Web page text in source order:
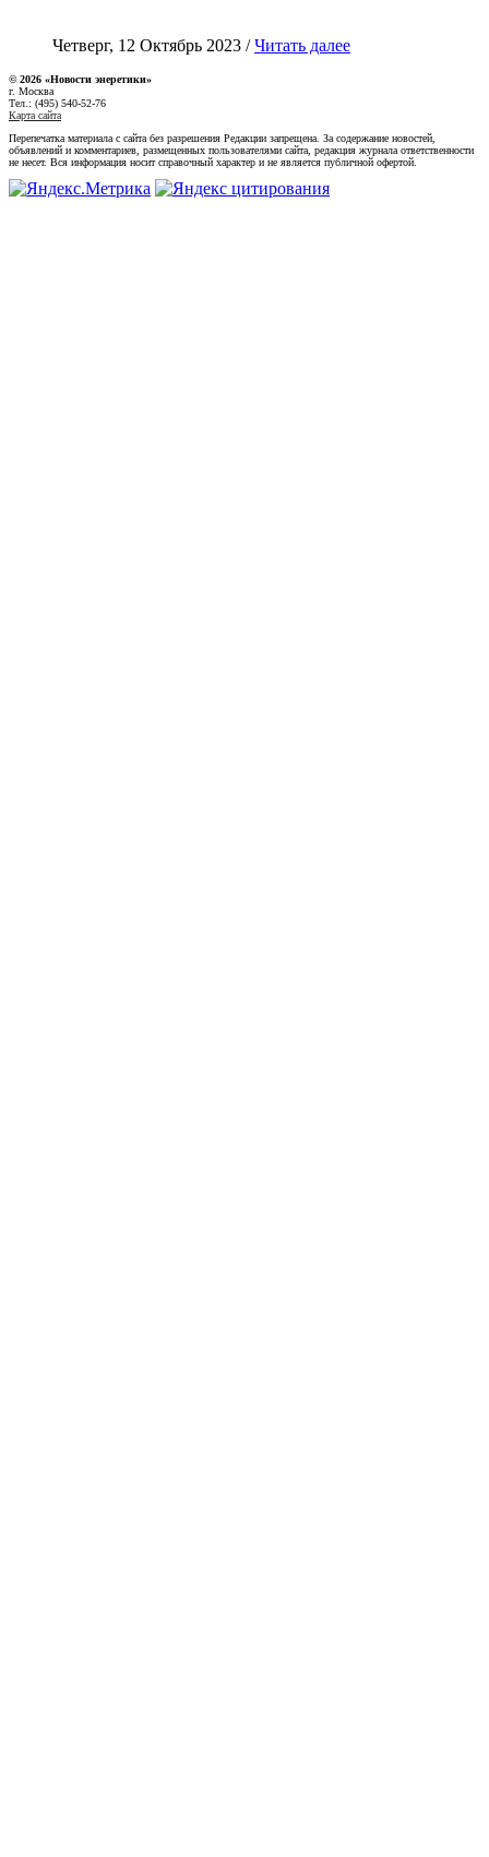
Четверг, 12 Октябрь 2023 /Читать далее
© 2026 «Новости энеретики»
г. Москва
Тел.: (495) 540-52-76
Карта сайта
Перепечатка материала с сайта без разрешения Редакции запрещена. За содержание новостей,
объявлений и комментариев, размещенных пользователями сайта, редакция журнала ответственности
не несет. Вся информация носит справочный характер и не является публичной офертой.